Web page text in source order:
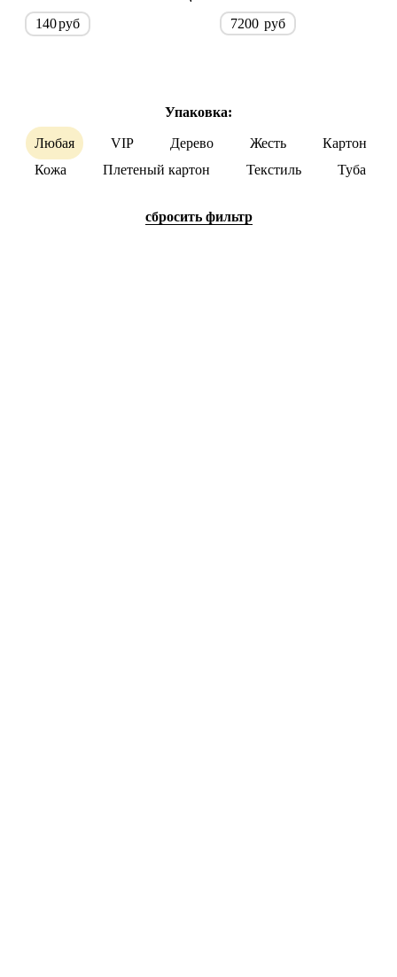
140руб 7200 руб
Упаковка:
Любая VIP Дерево Жесть
Картон
Кожа
Плетеный картон Текстиль Туба
cбросить фильтр